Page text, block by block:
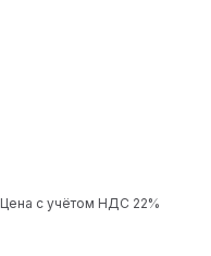
Цена с учётом НДС 22%